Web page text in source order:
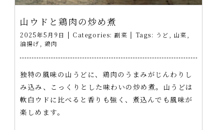
山ウドと鶏肉の炒め煮
2025年5月9日 | Categories: 副菜 | Tags: うど 山菜
油揚げ
鶏肉
独特の風味の山うどに、鶏肉のうまみがじんわりし
み込み、こっくりとした味わいの炒め煮。山うどは
軟白ウドに比べると香りも強く、煮込んでも風味が
楽しめます。